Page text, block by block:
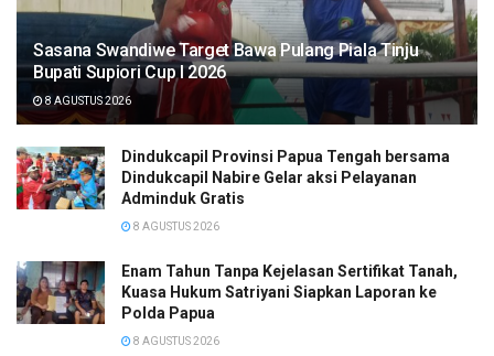
Sasana Swandiwe Target Bawa Pulang Piala Tinju
Bupati Supiori Cup I 2026
8 AGUSTUS 2026
Dindukcapil Provinsi Papua Tengah bersama
Dindukcapil Nabire Gelar aksi Pelayanan
Adminduk Gratis
8 AGUSTUS 2026
Enam Tahun Tanpa Kejelasan Sertifikat Tanah,
Kuasa Hukum Satriyani Siapkan Laporan ke
Polda Papua
8 AGUSTUS 2026